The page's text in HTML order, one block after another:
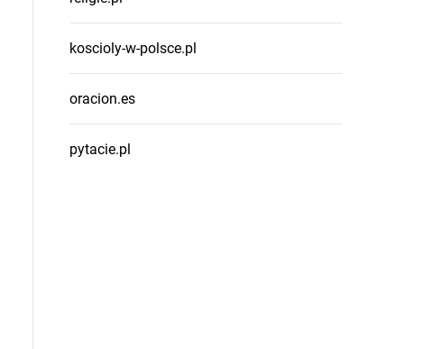
koscioly-w-polsce.pl
oracion.es
pytacie.pl